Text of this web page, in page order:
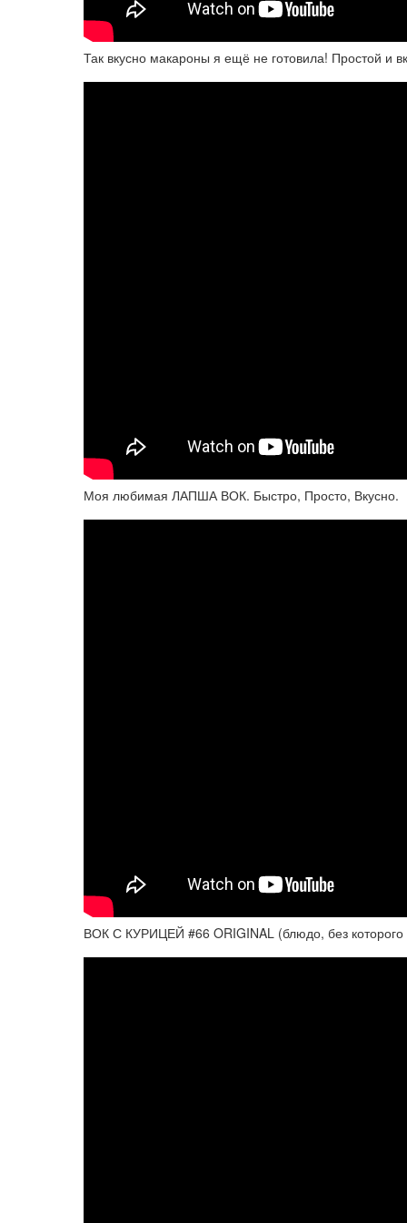
Так вкусно макароны я ещё не готовила! Простой и
Моя любимая ЛАПША ВОК. Быстро, Просто, Вкусно.
ВОК С КУРИЦЕЙ #66 ORIGINAL (блюдо, без которого